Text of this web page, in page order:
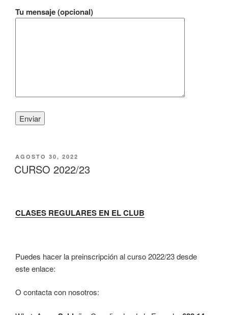
Tu mensaje (opcional)
PUBLICADO
EL
AGOSTO 30, 2022
CURSO 2022/23
CLASES REGULARES EN EL CLUB
Puedes hacer la preinscripción al curso 2022/23 desde
este enlace:
O contacta con nosotros: